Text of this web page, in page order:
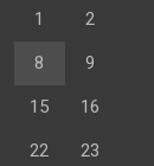
1 2
8 9
15 16
22 23